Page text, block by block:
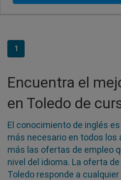
1
Encuentra el
en Toledo de
El conocimiento de inglés
más necesario en todos los
más las ofertas de empleo
nivel del idioma. La oferta
Toledo responde a